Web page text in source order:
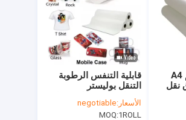
قابلية التنفس الرطوبة
التنقل بوليستر
سوبليماسيون النسيج لفة
200m 300m
الأسعار:negotiable
MOQ:1ROLL
ورق التحليم بحجم A4
نقل